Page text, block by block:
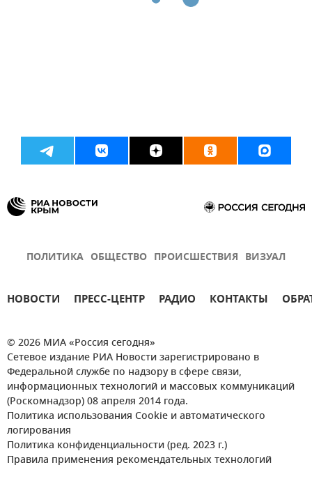
ПОЛИТИКА ОБЩЕСТВО ПРОИСШЕСТВИЯ ВИЗУАЛ
НОВОСТИ ПРЕСС-ЦЕНТР РАДИО КОНТАКТЫ
© 2026 МИА «Россия сегодня»
Сетевое издание РИА Новости зарегистрировано в
Федеральной службе по надзору в сфере связи,
информационных технологий и массовых коммуникаций
(Роскомнадзор) 08 апреля 2014 года.
Политика использования Cookie и автоматического
логирования
Политика конфиденциальности (ред. 2023 г.)
Правила применения рекомендательных технологий